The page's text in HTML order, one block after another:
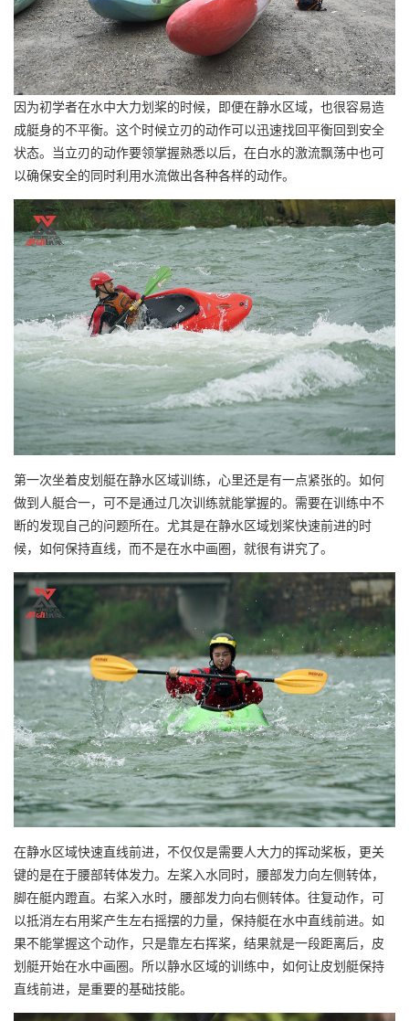
因为初学者在水中大力划桨的时候，即便在静水区域，也很容易造
成艇身的不平衡。这个时候立刃的动作可以迅速找回平衡回到安全
状态。当立刃的动作要领掌握熟悉以后，在白水的激流飘荡中也可
以确保安全的同时利用水流做出各种各样的动作。
第一次坐着皮划艇在静水区域训练，心里还是有一点紧张的。如何
做到人艇合一，可不是通过几次训练就能掌握的。需要在训练中不
断的发现自己的问题所在。尤其是在静水区域划桨快速前进的时
候，如何保持直线，而不是在水中画圈，就很有讲究了。
在静水区域快速直线前进，不仅仅是需要人大力的挥动桨板，更关
键的是在于腰部转体发力。左桨入水同时，腰部发力向左侧转体，
脚在艇内蹬直。右桨入水时，腰部发力向右侧转体。往复动作，可
以抵消左右用桨产生左右摇摆的力量，保持艇在水中直线前进。如
果不能掌握这个动作，只是靠左右挥桨，结果就是一段距离后，皮
划艇开始在水中画圈。所以静水区域的训练中，如何让皮划艇保持
直线前进，是重要的基础技能。